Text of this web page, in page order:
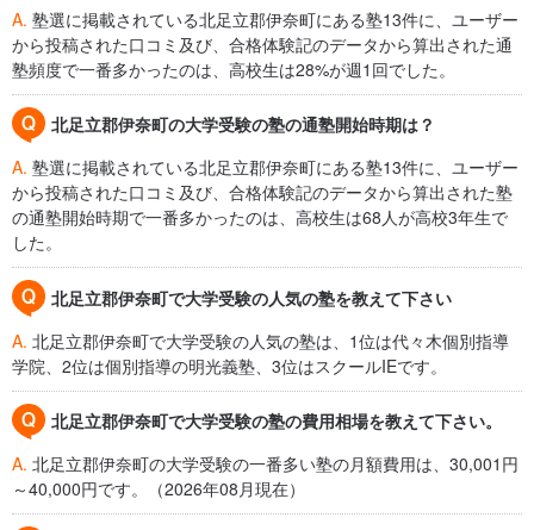
A. 塾選に掲載されている北足立郡伊奈町にある塾13件に、ユーザー
から投稿された口コミ及び、合格体験記のデータから算出された通
塾頻度で一番多かったのは、高校生は28%が週1回でした。
北足立郡伊奈町の大学受験の塾の通塾開始時期は？
A. 塾選に掲載されている北足立郡伊奈町にある塾13件に、ユーザー
から投稿された口コミ及び、合格体験記のデータから算出された塾
の通塾開始時期で一番多かったのは、高校生は68人が高校3年生で
した。
北足立郡伊奈町で大学受験の人気の塾を教えて下さい
A. 北足立郡伊奈町で大学受験の人気の塾は、1位は代々木個別指導
学院、2位は個別指導の明光義塾、3位はスクールIEです。
北足立郡伊奈町で大学受験の塾の費用相場を教えて下さい。
A. 北足立郡伊奈町の大学受験の一番多い塾の月額費用は、30,001円
～40,000円です。（2026年08月現在）